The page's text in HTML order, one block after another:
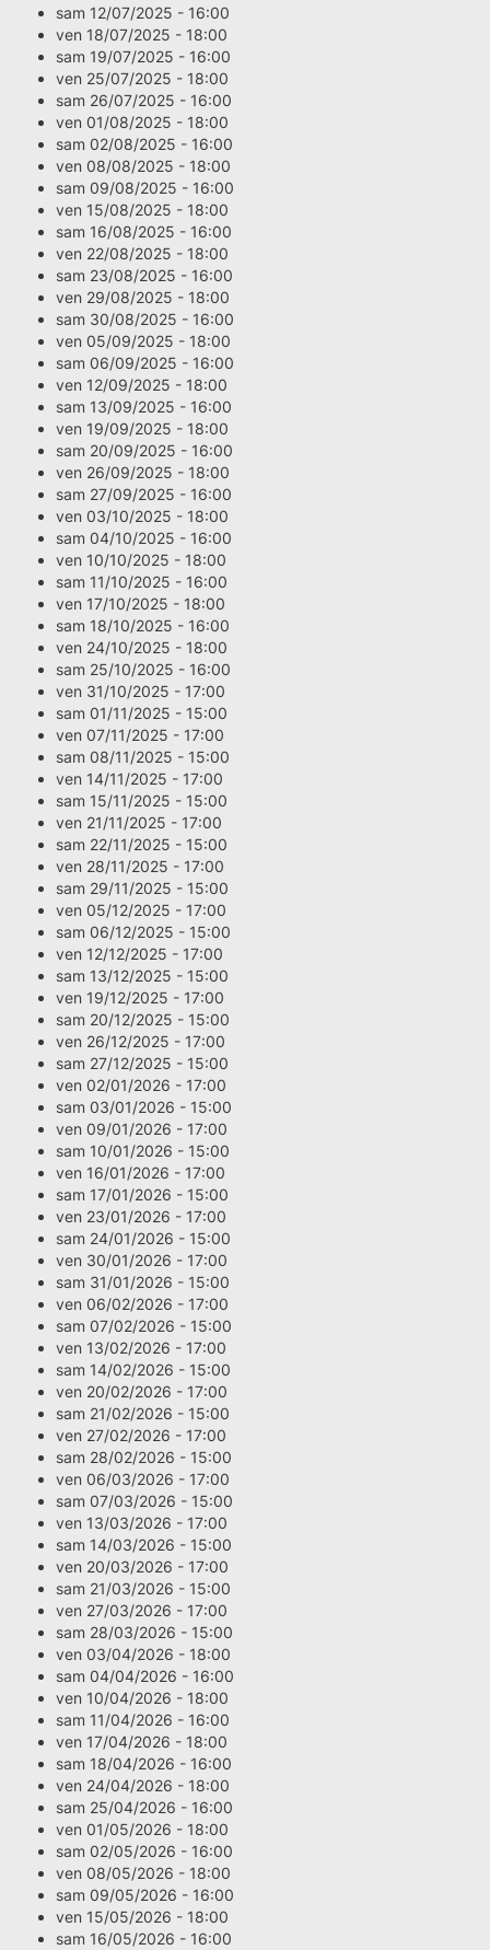
sam 12/07/2025 - 16:00
ven 18/07/2025 - 18:00
sam 19/07/2025 - 16:00
ven 25/07/2025 - 18:00
sam 26/07/2025 - 16:00
ven 01/08/2025 - 18:00
sam 02/08/2025 - 16:00
ven 08/08/2025 - 18:00
sam 09/08/2025 - 16:00
ven 15/08/2025 - 18:00
sam 16/08/2025 - 16:00
ven 22/08/2025 - 18:00
sam 23/08/2025 - 16:00
ven 29/08/2025 - 18:00
sam 30/08/2025 - 16:00
ven 05/09/2025 - 18:00
sam 06/09/2025 - 16:00
ven 12/09/2025 - 18:00
sam 13/09/2025 - 16:00
ven 19/09/2025 - 18:00
sam 20/09/2025 - 16:00
ven 26/09/2025 - 18:00
sam 27/09/2025 - 16:00
ven 03/10/2025 - 18:00
sam 04/10/2025 - 16:00
ven 10/10/2025 - 18:00
sam 11/10/2025 - 16:00
ven 17/10/2025 - 18:00
sam 18/10/2025 - 16:00
ven 24/10/2025 - 18:00
sam 25/10/2025 - 16:00
ven 31/10/2025 - 17:00
sam 01/11/2025 - 15:00
ven 07/11/2025 - 17:00
sam 08/11/2025 - 15:00
ven 14/11/2025 - 17:00
sam 15/11/2025 - 15:00
ven 21/11/2025 - 17:00
sam 22/11/2025 - 15:00
ven 28/11/2025 - 17:00
sam 29/11/2025 - 15:00
ven 05/12/2025 - 17:00
sam 06/12/2025 - 15:00
ven 12/12/2025 - 17:00
sam 13/12/2025 - 15:00
ven 19/12/2025 - 17:00
sam 20/12/2025 - 15:00
ven 26/12/2025 - 17:00
sam 27/12/2025 - 15:00
ven 02/01/2026 - 17:00
sam 03/01/2026 - 15:00
ven 09/01/2026 - 17:00
sam 10/01/2026 - 15:00
ven 16/01/2026 - 17:00
sam 17/01/2026 - 15:00
ven 23/01/2026 - 17:00
sam 24/01/2026 - 15:00
ven 30/01/2026 - 17:00
sam 31/01/2026 - 15:00
ven 06/02/2026 - 17:00
sam 07/02/2026 - 15:00
ven 13/02/2026 - 17:00
sam 14/02/2026 - 15:00
ven 20/02/2026 - 17:00
sam 21/02/2026 - 15:00
ven 27/02/2026 - 17:00
sam 28/02/2026 - 15:00
ven 06/03/2026 - 17:00
sam 07/03/2026 - 15:00
ven 13/03/2026 - 17:00
sam 14/03/2026 - 15:00
ven 20/03/2026 - 17:00
sam 21/03/2026 - 15:00
ven 27/03/2026 - 17:00
sam 28/03/2026 - 15:00
ven 03/04/2026 - 18:00
sam 04/04/2026 - 16:00
ven 10/04/2026 - 18:00
sam 11/04/2026 - 16:00
ven 17/04/2026 - 18:00
sam 18/04/2026 - 16:00
ven 24/04/2026 - 18:00
sam 25/04/2026 - 16:00
ven 01/05/2026 - 18:00
sam 02/05/2026 - 16:00
ven 08/05/2026 - 18:00
sam 09/05/2026 - 16:00
ven 15/05/2026 - 18:00
sam 16/05/2026 - 16:00